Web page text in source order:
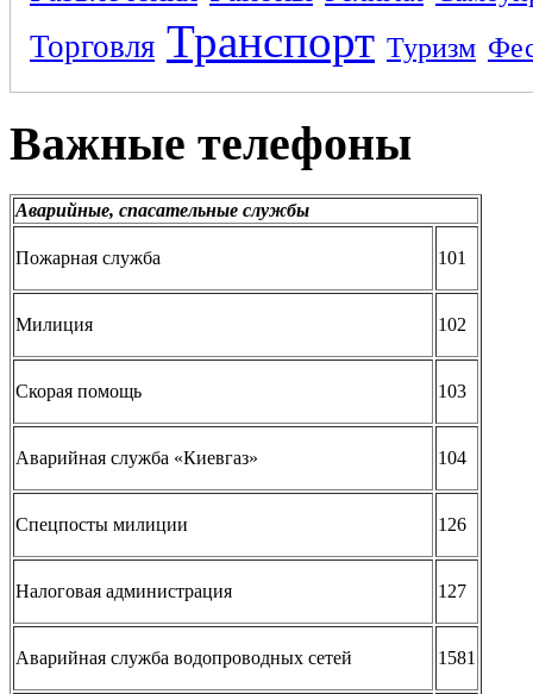
Торговля Транспорт Туризм
Важные телефоны
Аварийные, спасательные службы
Пожарная служба 101
Милиция 102
Скорая помощь 103
Аварийная служба «Киевгаз» 104
Спецпосты милиции 126
Налоговая администрация 127
Аварийная служба водопроводных сетей 1581